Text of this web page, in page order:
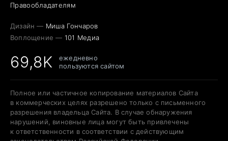
Правообладателям
Дизайн — Миша Гончаров
Воплощение — 101 Медиа
69,8K
ежедневно
пользуются сайтом
Полное или частичное копирование материалов Сайта
в коммерческих целях разрешено только с письменного
разрешения владельца Сайта. В случае обнаружения
нарушений, виновные лица могут быть привлечены
к ответственности в соответствии с действующим